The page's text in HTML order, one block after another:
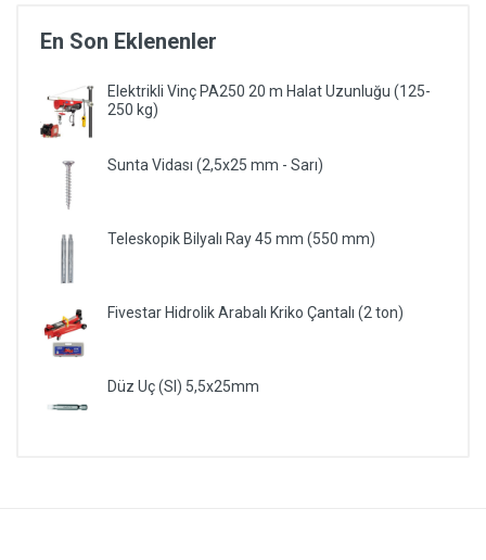
En Son Eklenenler
Elektrikli Vinç PA250 20 m Halat Uzunluğu (125-
250 kg)
Sunta Vidası (2,5x25 mm - Sarı)
Teleskopik Bilyalı Ray 45 mm (550 mm)
Fivestar Hidrolik Arabalı Kriko Çantalı (2 ton)
Düz Uç (Sl) 5,5x25mm